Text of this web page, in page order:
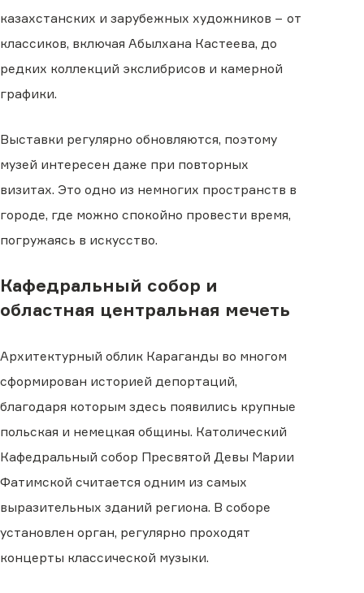
казахстанских и зарубежных художников − от
классиков, включая Абылхана Кастеева, до
редких коллекций экслибрисов и камерной
графики.
Выставки регулярно обновляются, поэтому
музей интересен даже при повторных
визитах. Это одно из немногих пространств в
городе, где можно спокойно провести время,
погружаясь в искусство.
Кафедральный собор и
областная центральная мечеть
Архитектурный облик Караганды во многом
сформирован историей депортаций,
благодаря которым здесь появились крупные
польская и немецкая общины. Католический
Кафедральный собор Пресвятой Девы Марии
Фатимской считается одним из самых
выразительных зданий региона. В соборе
установлен орган, регулярно проходят
концерты классической музыки.